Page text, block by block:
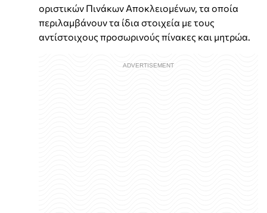
οριστικών Πινάκων Αποκλειομένων, τα οποία
περιλαμβάνουν τα ίδια στοιχεία με τους
αντίστοιχους προσωρινούς πίνακες και μητρώα.